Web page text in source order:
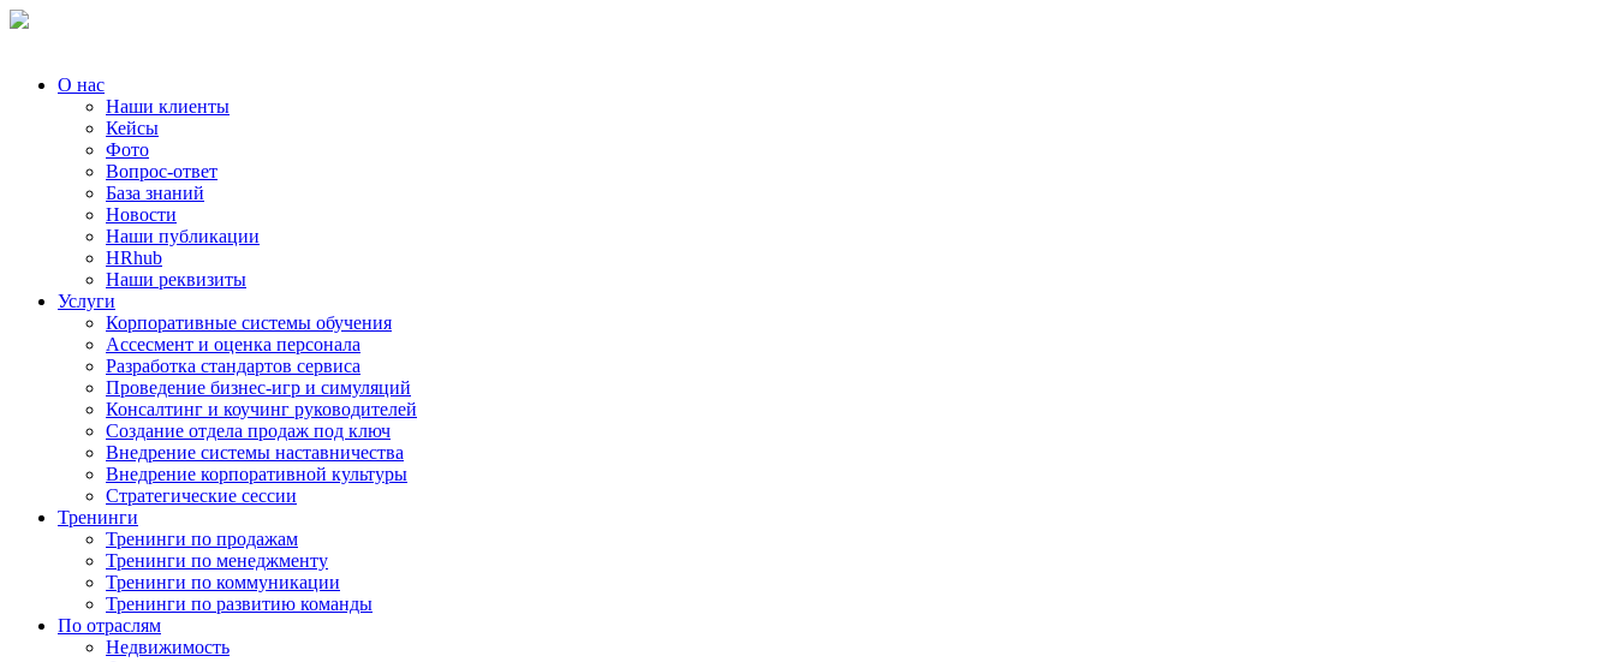
О нас
Наши клиенты
Кейсы
Фото
Вопрос-ответ
База знаний
Новости
Наши публикации
HRhub
Наши реквизиты
Услуги
Корпоративные системы обучения
Ассесмент и оценка персонала
Разработка стандартов сервиса
Проведение бизнес-игр и симуляций
Консалтинг и коучинг руководителей
Создание отдела продаж под ключ
Внедрение системы наставничества
Внедрение корпоративной культуры
Стратегические сессии
Тренинги
Тренинги по продажам
Тренинги по менеджменту
Тренинги по коммуникации
Тренинги по развитию команды
По отраслям
Недвижимость